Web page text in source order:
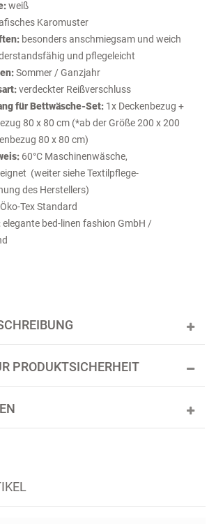
weiß
Karomuster
besonders anschmiegsam und weich
und pflegeleicht
Sommer / Ganzjahr
verdeckter Reißverschluss
für Bettwäsche-Set: 1x Deckenbezug +
80 x 80 cm (*ab der Größe 200 x 200
80 x 80 cm)
60°C Maschinenwäsche,
(weiter siehe Textilpflege-
des Herstellers)
Öko-Tex Standard
elegante bed-linen fashion GmbH /
PRODUKTSICHERHEIT